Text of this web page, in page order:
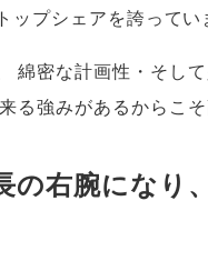
ップシェアを誇ってい
綿密な計画性・そし
る強みがあるからこ
の右腕になり 、